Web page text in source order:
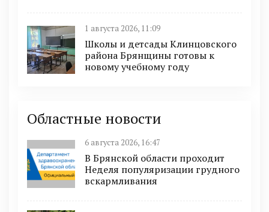
1 августа 2026, 11:09
Школы и детсады Клинцовского
района Брянщины готовы к
новому учебному году
Областные новости
6 августа 2026, 16:47
В Брянской области проходит
Неделя популяризации грудного
вскармливания